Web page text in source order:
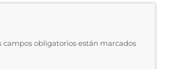
campos obligatorios están marcados